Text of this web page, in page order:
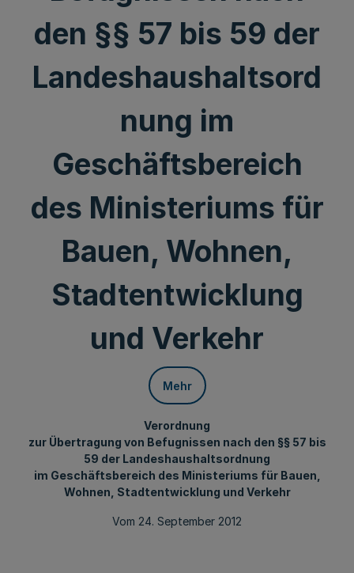
den §§ 57 bis 59 der
Landeshaushaltsord
nung im
Geschäftsbereich
des Ministeriums für
Bauen, Wohnen,
Stadtentwicklung
und Verkehr
Mehr
Verordnung
zur Übertragung von Befugnissen nach den §§ 57 bis
59 der Landeshaushaltsordnung
im Geschäftsbereich des Ministeriums für Bauen,
Wohnen, Stadtentwicklung und Verkehr
Vom 24. September 2012